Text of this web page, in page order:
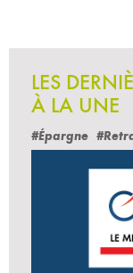
LES
À LA UNE
#Épargne